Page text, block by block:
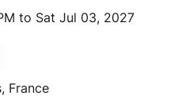
to Sat Jul 03, 2027
France